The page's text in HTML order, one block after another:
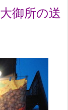
大御所の送